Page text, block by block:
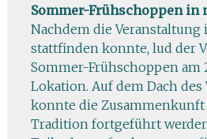
Sommer-Frühschoppen in
Nachdem die
stattfinden konnte, lud der
Sommer-Frühschoppen am
Lokation. Auf dem Dach des
konnte die
Tradition fortgeführt